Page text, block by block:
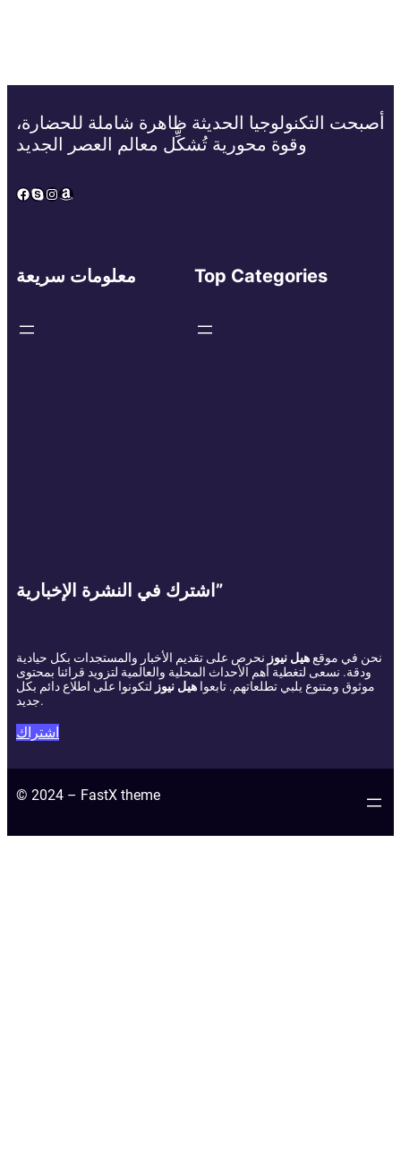
أصبحت التكنولوجيا الحديثة ظاهرة شاملة للحضارة،
وقوة محورية تُشكِّل معالم العصر الجديد
Facebook
Skype
Instagram
Amazon
معلومات سريعة Top Categories
اشترك في النشرة الإخبارية”
نحن في موقعهيل نيوز نحرص على تقديم الأخبار والمستجدات بكل حيادية
ودقة. نسعى لتغطية أهم الأحداث المحلية والعالمية لتزويد قرائنا بمحتوى
موثوق ومتنوع يلبي تطلعاتهم. تابعوا هيل نيوز لتكونوا على اطلاع دائم بكل
جديد.
اشتراك
© 2024 – FastX theme